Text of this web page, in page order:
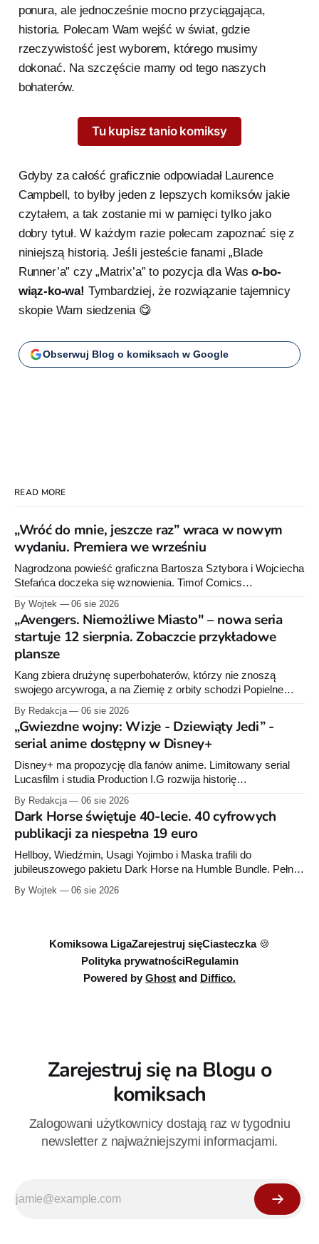
ponura, ale jednocześnie mocno przyciągająca,
historia. Polecam Wam wejść w świat, gdzie
rzeczywistość jest wyborem, którego musimy
dokonać. Na szczęście mamy od tego naszych
bohaterów.
Tu kupisz tanio komiksy
Gdyby za całość graficznie odpowiadał Laurence
Campbell, to byłby jeden z lepszych komiksów jakie
czytałem, a tak zostanie mi w pamięci tylko jako
dobry tytuł. W każdym razie polecam zapoznać się z
niniejszą historią. Jeśli jesteście fanami „Blade
Runner’a” czy „Matrix’a” to pozycja dla Waso-bo-
wiąz-ko-wa! Tymbardziej, że rozwiązanie tajemnicy
skopie Wam siedzenia 😋
Obserwuj Blog o komiksach w Google
READ MORE
„Wróć do mnie, jeszcze raz” wraca w nowym
wydaniu. Premiera we wrześniu
Nagrodzona powieść graficzna Bartosza Sztybora i Wojciecha
Stefańca doczeka się wznowienia. Timof Comics
raz”, którego pierwsze wydanie ukazało się w 2015 roku.
By Wojtek 06 sie 2026
„Avengers. Niemożliwe Miasto" – nowa seria
startuje 12 sierpnia. Zobaczcie przykładowe
plansze
Kang zbiera drużynę superbohaterów, którzy nie znoszą
swojego arcywroga, a na Ziemię z orbity schodzi Popielne
serii Avengers autorstwa Jeda MacKaya trafia do sklepów 12
sierpnia. Rzućcie okiem na przykładowe plansze.
By Redakcja 06 sie 2026
„Gwiezdne wojny: Wizje - Dziewiąty Jedi” -
serial anime dostępny w Disney+
Disney+ ma propozycję dla fanów anime. Limitowany serial
Lucasfilm i studia Production I.G rozwija historię
oraz „Dziewiąty Jedi: Dziecko nadziei" z serii „Gwiezdne
wojny: Wizje”. Wszystkie osiem odcinków jest już dostępnych
w Disney+.
By Redakcja 06 sie 2026
Dark Horse świętuje 40-lecie. 40 cyfrowych
publikacji za niespełna 19 euro
Hellboy, Wiedźmin, Usagi Yojimbo i Maska trafili do
jubileuszowego pakietu Dark Horse na Humble Bundle. Pełny
euro. Oferta kończy się 13 sierpnia.
By Wojtek 06 sie 2026
Komiksowa LigaZarejestruj sięCiasteczka 🍪
Polityka prywatnościRegulamin
Powered by Ghost and Diffico.
Zarejestruj się na Blogu o
komiksach
Zalogowani użytkownicy dostają raz w tygodniu
newsletter z najważniejszymi informacjami.